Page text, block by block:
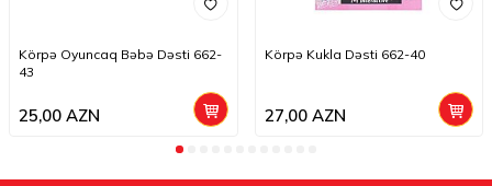
Körpə Oyuncaq Bəbə Dəsti 662-
43
25,00 AZN
Körpə Kukla Dəsti 662-40
27,00AZN